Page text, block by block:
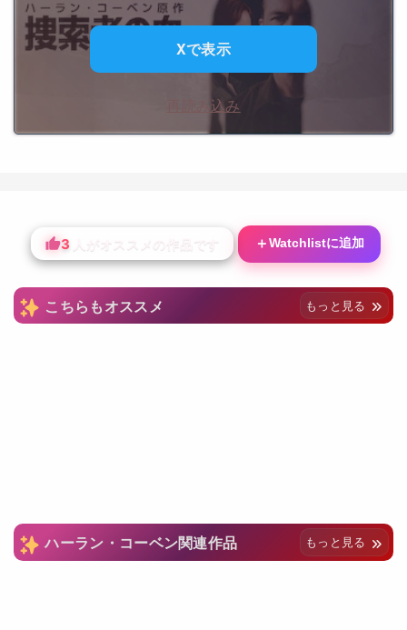
Xで表示
再読み込み
3 人がオススメの作品です ＋Watchlistに追加
こちらもオススメ もっと見る
ハーラン・コーベン関連作品 もっと見る